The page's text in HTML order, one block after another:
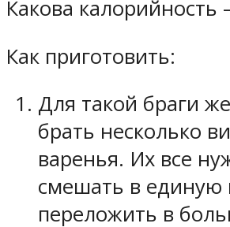
Какова калорийность
Как приготовить:
Для такой браги
брать несколько
варенья. Их все
смешать в единую
переложить в